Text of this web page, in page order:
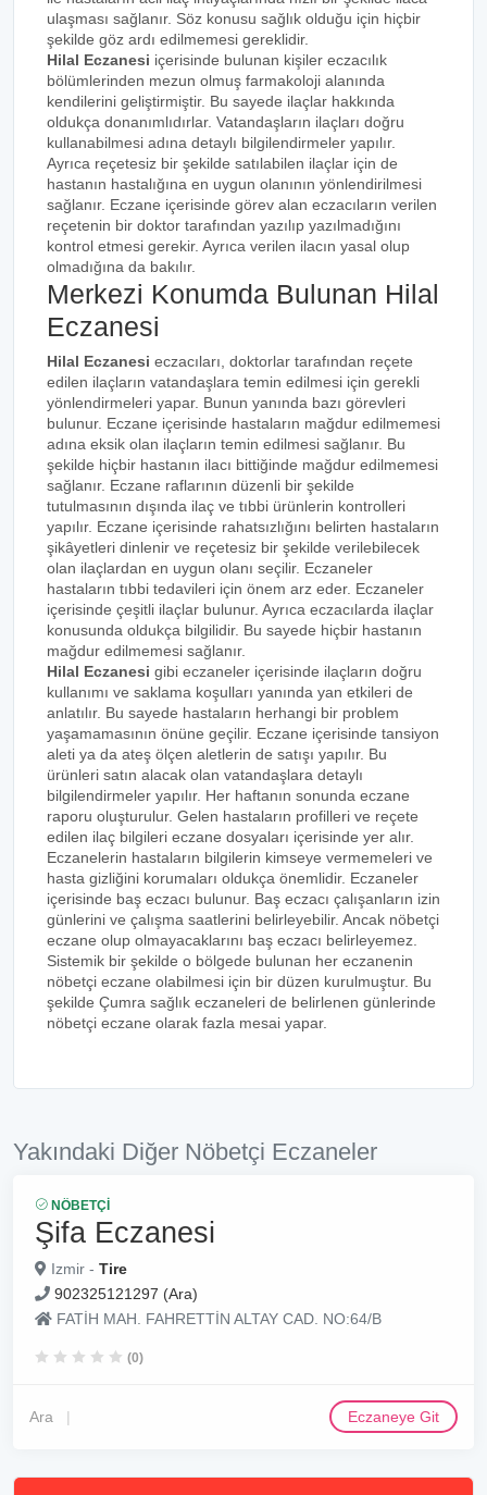
ulaşması sağlanır. Söz konusu sağlık olduğu için hiçbir
şekilde göz ardı edilmemesi gereklidir.
Hilal Eczanesi içerisinde bulunan kişiler eczacılık
bölümlerinden mezun olmuş farmakoloji alanında
kendilerini geliştirmiştir. Bu sayede ilaçlar hakkında
oldukça donanımlıdırlar. Vatandaşların ilaçları doğru
kullanabilmesi adına detaylı bilgilendirmeler yapılır.
Ayrıca reçetesiz bir şekilde satılabilen ilaçlar için de
hastanın hastalığına en uygun olanının yönlendirilmesi
sağlanır. Eczane içerisinde görev alan eczacıların verilen
reçetenin bir doktor tarafından yazılıp yazılmadığını
kontrol etmesi gerekir. Ayrıca verilen ilacın yasal olup
olmadığına da bakılır.
Merkezi Konumda Bulunan Hilal
Eczanesi
Hilal Eczanesi eczacıları, doktorlar tarafından reçete
edilen ilaçların vatandaşlara temin edilmesi için gerekli
yönlendirmeleri yapar. Bunun yanında bazı görevleri
bulunur. Eczane içerisinde hastaların mağdur edilmemesi
adına eksik olan ilaçların temin edilmesi sağlanır. Bu
şekilde hiçbir hastanın ilacı bittiğinde mağdur edilmemesi
sağlanır. Eczane raflarının düzenli bir şekilde
tutulmasının dışında ilaç ve tıbbi ürünlerin kontrolleri
yapılır. Eczane içerisinde rahatsızlığını belirten hastaların
şikâyetleri dinlenir ve reçetesiz bir şekilde verilebilecek
olan ilaçlardan en uygun olanı seçilir. Eczaneler
hastaların tıbbi tedavileri için önem arz eder. Eczaneler
içerisinde çeşitli ilaçlar bulunur. Ayrıca eczacılarda ilaçlar
konusunda oldukça bilgilidir. Bu sayede hiçbir hastanın
mağdur edilmemesi sağlanır.
Hilal Eczanesi gibi eczaneler içerisinde ilaçların doğru
kullanımı ve saklama koşulları yanında yan etkileri de
anlatılır. Bu sayede hastaların herhangi bir problem
yaşamamasının önüne geçilir. Eczane içerisinde tansiyon
aleti ya da ateş ölçen aletlerin de satışı yapılır. Bu
ürünleri satın alacak olan vatandaşlara detaylı
bilgilendirmeler yapılır. Her haftanın sonunda eczane
raporu oluşturulur. Gelen hastaların profilleri ve reçete
edilen ilaç bilgileri eczane dosyaları içerisinde yer alır.
Eczanelerin hastaların bilgilerin kimseye vermemeleri ve
hasta gizliğini korumaları oldukça önemlidir. Eczaneler
içerisinde baş eczacı bulunur. Baş eczacı çalışanların izin
günlerini ve çalışma saatlerini belirleyebilir. Ancak nöbetçi
eczane olup olmayacaklarını baş eczacı belirleyemez.
Sistemik bir şekilde o bölgede bulunan her eczanenin
nöbetçi eczane olabilmesi için bir düzen kurulmuştur. Bu
şekilde Çumra sağlık eczaneleri de belirlenen günlerinde
nöbetçi eczane olarak fazla mesai yapar.
Yakındaki Diğer Nöbetçi Eczaneler
NÖBETÇI
Şifa Eczanesi
Izmir - Tire
902325121297 (Ara)
FATİH MAH. FAHRETTİN ALTAY CAD. NO:64/B
(0)
Ara Eczaneye Git